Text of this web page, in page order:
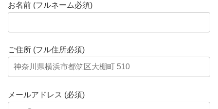
お名前 (フルネーム必須)
ご住所 (フル住所必須)
メールアドレス (必須)